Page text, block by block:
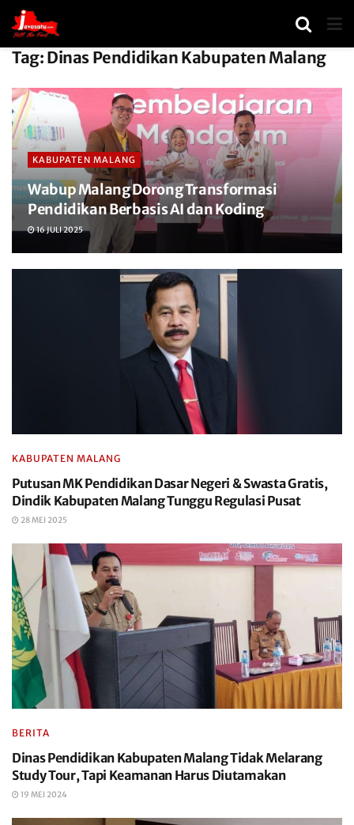
Tag: Dinas Pendidikan Kabupaten Malang
KABUPATEN MALANG
Wabup Malang Dorong Transformasi
Pendidikan Berbasis AI dan Koding
16 JULI 2025
KABUPATEN MALANG
Putusan MK Pendidikan Dasar Negeri & Swasta Gratis,
Dindik Kabupaten Malang Tunggu Regulasi Pusat
28 MEI 2025
BERITA
Dinas Pendidikan Kabupaten Malang Tidak Melarang
Study Tour, Tapi Keamanan Harus Diutamakan
19 MEI 2024